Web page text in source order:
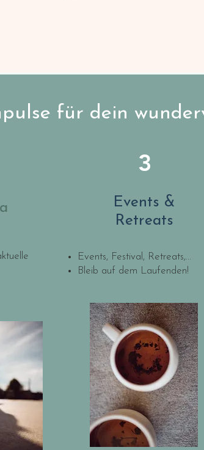
für dein
3
Events &
Retreats
Events, Festival, Retreats,...
Bleib auf dem Laufenden!